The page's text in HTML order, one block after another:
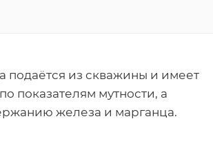
подаётся из скважины и имеет
показателям мутности, а
железа и марганца.